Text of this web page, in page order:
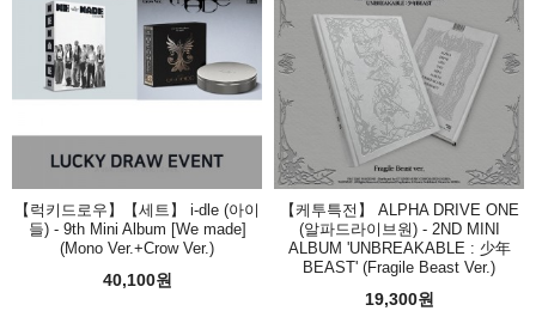
【럭키드로우】【세트】 i-dle (아이
들) - 9th Mini Album [We made]
(Mono Ver.+Crow Ver.)
40,100원
【케투특전】 ALPHA DRIVE ONE
(알파드라이브원) - 2ND MINI
ALBUM 'UNBREAKABLE : 少年
BEAST' (Fragile Beast Ver.)
19,300원